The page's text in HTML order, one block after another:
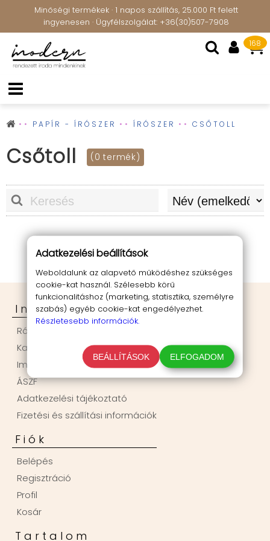
Minőségi termékek · 1 napos szállítás, 25.000 Ft felett
ingyenesen · Ügyfélszolgálat: +36(30)507-7908
168
PAPÍR - ÍRÓSZER ÍRÓSZER CSŐTOLL
Csőtoll (0 termék)
Információk
Rólunk
Kapcsolat
Impresszum
ÁSZF
Adatkezelési tájékoztató
Fizetési és szállítási információk
Fiók
Belépés
Regisztráció
Profil
Kosár
Tartalom
Adatkezelési beállítások
Weboldalunk az alapvető működéshez szükséges
cookie-kat használ. Szélesebb körű
funkcionalitáshoz (marketing, statisztika, személyre
szabás) egyéb cookie-kat engedélyezhet.
Részletesebb információk.
BEÁLLÍTÁSOK ELFOGADOM